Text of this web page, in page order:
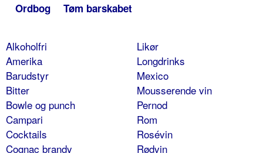
Ordbog Tøm barskabet
Alkoholfri
Amerika
Barudstyr
Bitter
Bowle og punch
Campari
Cocktails
Cognac brandy
Likør
Longdrinks
Mexico
Mousserende vin
Pernod
Rom
Rosévin
Rødvin